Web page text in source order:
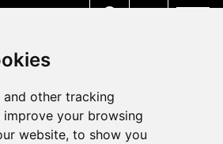
and other tracking
your browsing
website, to show you